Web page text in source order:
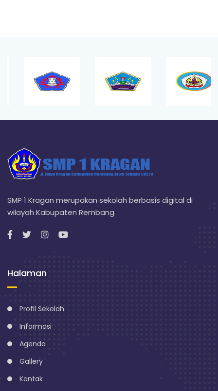
SMP 1 Kragan merupakan sekolah berbasis digital di
wilayah Kabupaten Rembang
Halaman
Profil Sekolah
Informasi
Agenda
Gallery
Kontak